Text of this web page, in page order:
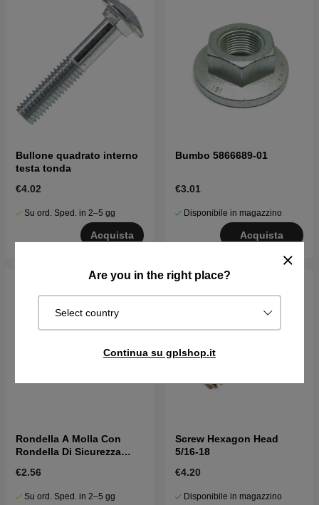
Are you in the right place?
Select country
Continua su gplshop.it
Bullone quadrato interno
testa tonda
€4.02
Su ord. Sped. in 2–5 gg
Acquista
Bumbo 5866689-01
€3.01
Disponibile in magazzino
Acquista
Rondella A Molla Con
Rondella Di Sicurezza
€2.56
Su ord. Sped. in 2–5 gg
Screw Hexagon Head
5/16-18
€4.20
Disponibile in magazzino